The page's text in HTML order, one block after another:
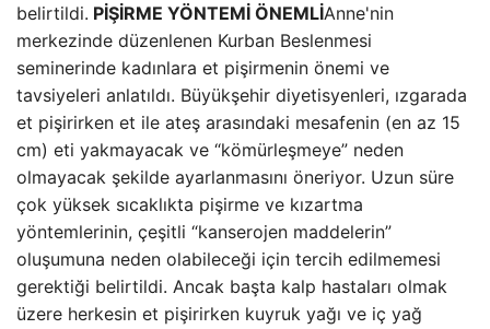
belirtildi. PİŞİRME YÖNTEMİ ÖNEMLİAnne'nin
merkezinde düzenlenen Kurban Beslenmesi
seminerinde kadınlara et pişirmenin önemi ve
tavsiyeleri anlatıldı. Büyükşehir diyetisyenleri, ızgarada
et pişirirken et ile ateş arasındaki mesafenin (en az 15
cm) eti yakmayacak ve “kömürleşmeye” neden
olmayacak şekilde ayarlanmasını öneriyor. Uzun süre
çok yüksek sıcaklıkta pişirme ve kızartma
yöntemlerinin, çeşitli “kanserojen maddelerin”
oluşumuna neden olabileceği için tercih edilmemesi
gerektiği belirtildi. Ancak başta kalp hastaları olmak
üzere herkesin et pişirirken kuyruk yağı ve iç yağ